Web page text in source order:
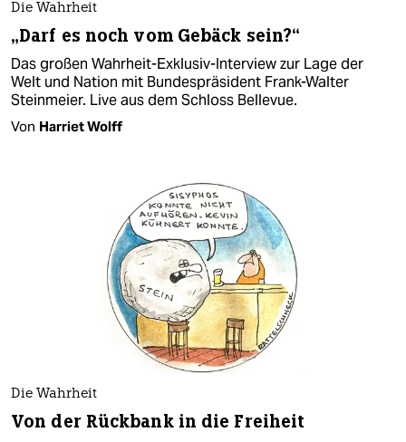
Die Wahrheit
„Darf es noch vom Gebäck sein?“
Das großen Wahrheit-Exklusiv-Interview zur Lage der
Welt und Nation mit Bundespräsident Frank-Walter
Steinmeier. Live aus dem Schloss Bellevue.
Von Harriet Wolff
Die Wahrheit
Von der Rückbank in die Freiheit